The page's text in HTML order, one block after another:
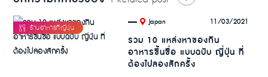
. Japan 11/03/2021
รวม 10 แหล่งหาของกิน
อาหารขึ้นชื่อ แบบฉบับ ญี่ปุ่น ที่
ต้องไปลองสักครั้ง